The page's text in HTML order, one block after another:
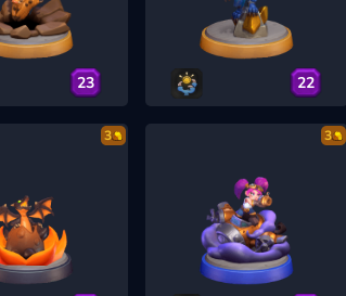
23 22
3 3